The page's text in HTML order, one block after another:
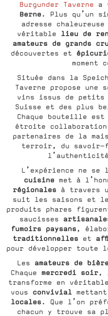
Burgunder Taverne a
Berne. Plus qu’un
adresse chaleureuse
véritable
lieu de
amateurs de grands
découvertes et
moment
Située dans la
Taverne propose une
vins issus de petits
Suisse et des plus
Chaque bouteille
étroite collaboration
partenaires de la
terroir, du savoir-
L’expérience ne
cuisinemet à
régionales à travers
suit les saisons et
produits phares
saucisses
fumoirs paysans,
traditionnelles et
pour développer toute
Les amateurs de
Chaque mercredi soir,
transforme en
vous convivial
locales. Que l’on
chacun y trouve sa